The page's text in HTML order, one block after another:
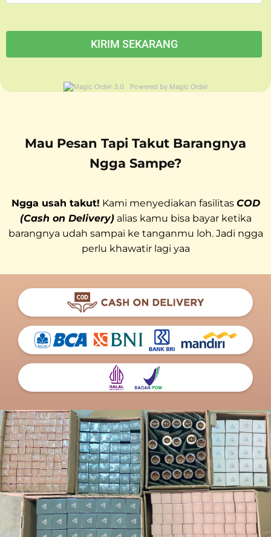
Powered by Magic Order
Mau Pesan Tapi Takut Barangnya
Ngga Sampe?
Ngga usah takut! Kami menyediakan fasilitas COD
(Cash on Delivery)alias kamu bisa bayar ketika
barangnya udah sampai ke tanganmu loh. Jadi ngga
perlu khawatir lagi yaa